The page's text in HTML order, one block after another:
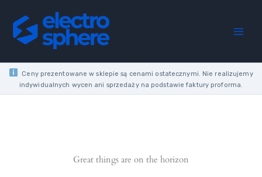
content
Ceny prezentowane w sklepie są cenami ostatecznymi. Nie realizujemy
indywidualnych wycen ani sprzedaży na podstawie faktury proforma.
Great things are on the horizon
10KA
quantity